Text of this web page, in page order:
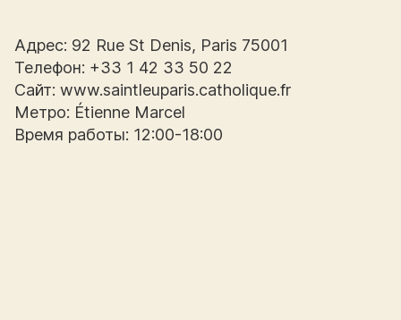
Адрес: 92 Rue St Denis, Paris 75001
Телефон: +33 1 42 33 50 22
Сайт: www.saintleuparis.catholique.fr
Метро: Étienne Marcel
Время работы: 12:00-18:00